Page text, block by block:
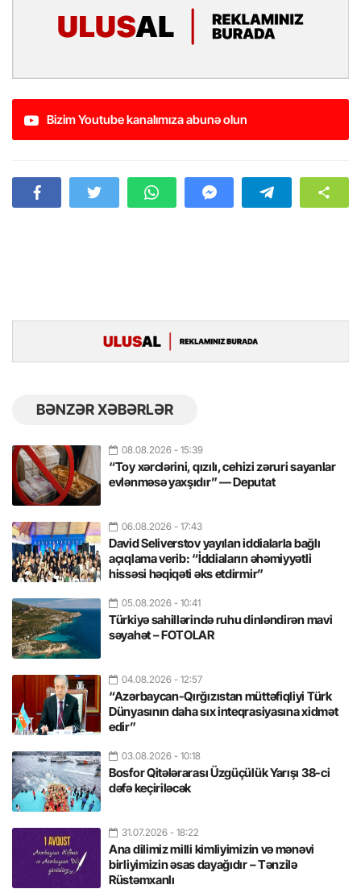
Bizim Youtube kanalımıza abunə olun
BƏNZƏR XƏBƏRLƏR
08.08.2026 - 15:39
“Toy xərclərini, qızılı, cehizi zəruri sayanlar
evlənməsə yaxşıdır” — Deputat
06.08.2026 - 17:43
David Seliverstov yayılan iddialarla bağlı
açıqlama verib: “İddiaların əhəmiyyətli
hissəsi həqiqəti əks etdirmir”
05.08.2026 - 10:41
Türkiyə sahillərində ruhu dinləndirən mavi
səyahət – FOTOLAR
04.08.2026 - 12:57
“Azərbaycan-Qırğızıstan müttəfiqliyi Türk
Dünyasının daha sıx inteqrasiyasına xidmət
edir”
03.08.2026 - 10:18
Bosfor Qitələrarası Üzgüçülük Yarışı 38-ci
dəfə keçiriləcək
31.07.2026 - 18:22
Ana dilimiz milli kimliyimizin və mənəvi
birliyimizin əsas dayağıdır – Tənzilə
Rüstəmxanlı